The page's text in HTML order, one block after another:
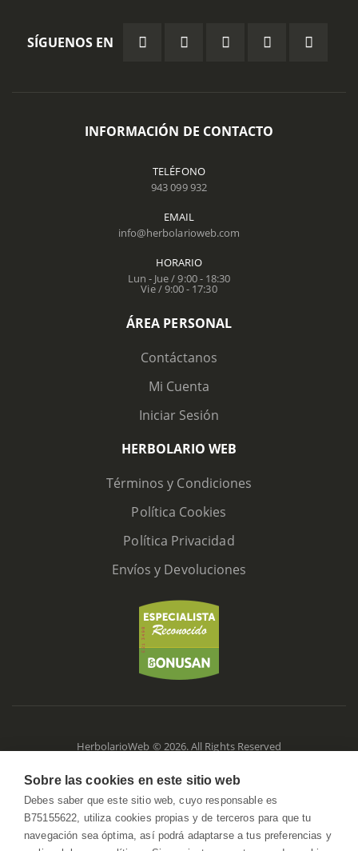
SÍGUENOS EN
INFORMACIÓN DE CONTACTO
TELÉFONO
943 099 932
EMAIL
info@herbolarioweb.com
HORARIO
Lun - Jue / 9:00 - 18:30
Vie / 9:00 - 17:30
ÁREA PERSONAL
Contáctanos
Mi Cuenta
Iniciar Sesión
HERBOLARIO WEB
Términos y Condiciones
Política Cookies
Política Privacidad
Envíos y Devoluciones
HerbolarioWeb © 2026. All Rights Reserved
Sobre las cookies en este sitio web
Debes saber que este sitio web, cuyo responsable es
B75155622, utiliza cookies propias y de terceros para que tu
navegación sea óptima, así podrá adaptarse a tus preferencias y